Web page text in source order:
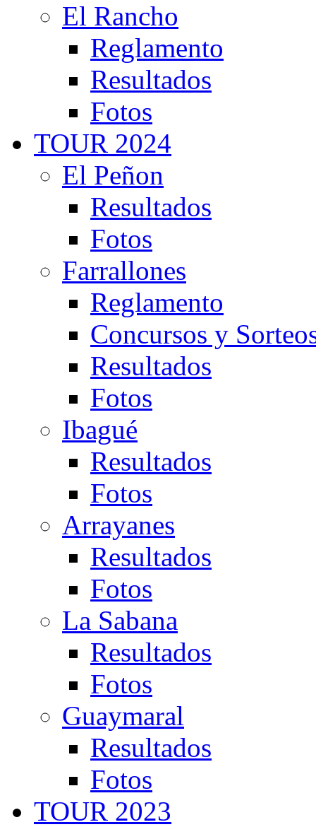
El Rancho
Reglamento
Resultados
Fotos
TOUR 2024
El Peñon
Resultados
Fotos
Farrallones
Reglamento
Concursos y
Resultados
Fotos
Ibagué
Resultados
Fotos
Arrayanes
Resultados
Fotos
La Sabana
Resultados
Fotos
Guaymaral
Resultados
Fotos
TOUR 2023